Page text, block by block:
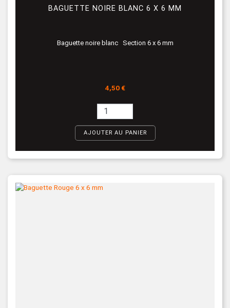
BAGUETTE NOIRE BLANC 6 X 6 MM
Baguette noire blanc Section 6 x 6 mm
Prix
4,50 €
AJOUTER AU PANIER